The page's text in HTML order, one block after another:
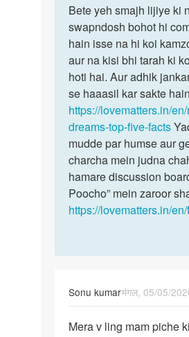
to
Hi
anty
mera
Nam
Sameer
meri…
by
Sameer
khan
Bete
yeh
smajh
lijiye
ki…
Bete yeh smajh lijiye ki
swapndosh bohot hi
hain isse na hi koi
aur na kisi bhi tarah ki
hoti hai. Aur adhik
se haaasil kar sakte
https://lovematters.in/
dreams-top-five-facts
mudde par humse aur
charcha mein judna
hamare discussion
Poocho” mein zaroor
https://lovematters.in/
Sonu kumarमंगल, 05/05/
Mera
Mera v ling mam piche